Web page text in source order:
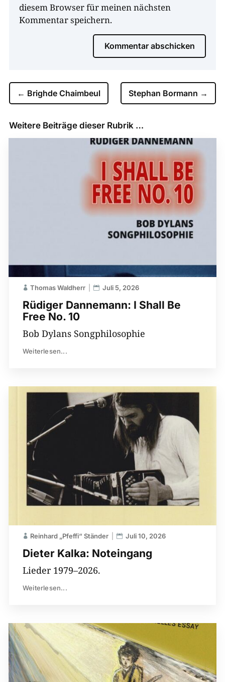
diesem Browser für meinen nächsten
Kommentar speichern.
Kommentar abschicken
← Brighde Chaimbeul Stephan Bormann →
Weitere Beiträge dieser Rubrik …
Rüdiger Dannemann: I Shall Be
Free No. 10
Thomas Waldherr Juli 5, 2026
Bob Dylans Songphilosophie
Weiterlesen...
Dieter Kalka: Noteingang
Reinhard „Pfeffi“ Ständer Juli 10, 2026
Lieder 1979–2026.
Weiterlesen...